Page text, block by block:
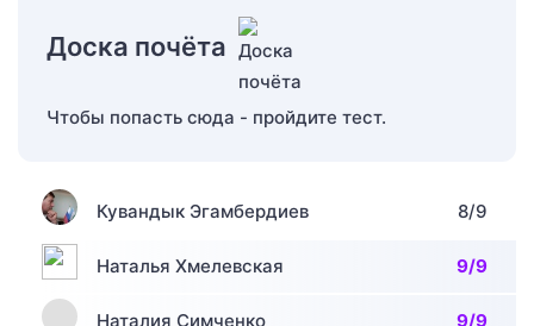
Доска почёта
Чтобы попасть сюда - пройдите тест.
Кувандык Эгамбердиев 8/9
Наталья Хмелевская 9/9
Наталия Симченко 9/9